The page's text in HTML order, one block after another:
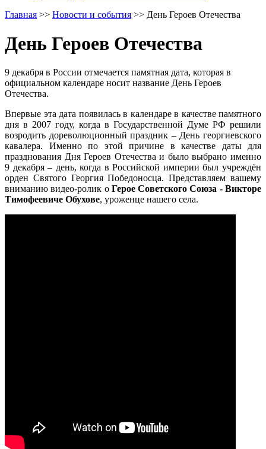
Главная >> Новости и события >> День Героев Отечества
День Героев Отечества
9 декабря в России отмечается памятная дата, которая в
официальном календаре носит название День Героев
Отечества.
Впервые эта дата появилась в календаре в качестве памятного
дня в 2007 году, когда в Государственной Думе РФ решили
возродить дореволюционный праздник – День георгиевского
кавалера. Именно по этой причине в качестве даты для
празднования Дня Героев Отечества и было выбрано именно
9 декабря – день, когда в Российской империи был учреждён
орден Святого Георгия Победоносца. Представляем вашему
вниманию видео-ролик о Герое Советского Союза - Викторе
Тимофеевиче Обухове, уроженце нашего села.